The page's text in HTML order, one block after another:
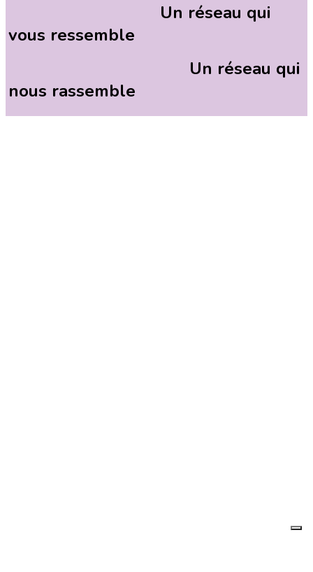
Un réseau qui
vous ressemble
Un réseau qui
nous rassemble